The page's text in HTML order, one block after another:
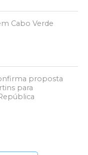
Cabo Verde
proposta
para